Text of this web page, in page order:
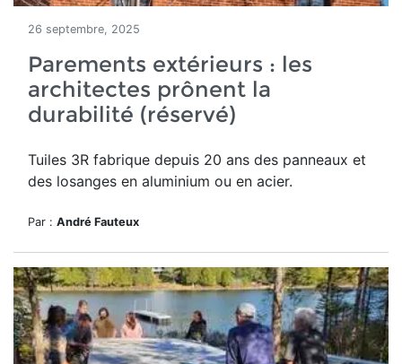
26 septembre, 2025
Parements extérieurs : les
architectes prônent la
durabilité (réservé)
Tuiles 3R fabrique depuis 20 ans des panneaux et
des losanges en aluminium ou en acier.
Par : André Fauteux